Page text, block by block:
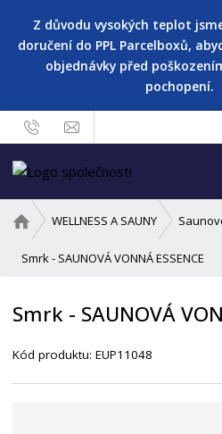
Z důvodu vysokých teplot
doručení do PPL Parcelboxů,
objednávky před
pochopení.
v
o
í
t
WELLNESS A SAUNY
Smrk - SAUNOVÁ VONNÁ ESSENCE
Smrk - SAUNOVÁ
Kód produktu:EUP11048